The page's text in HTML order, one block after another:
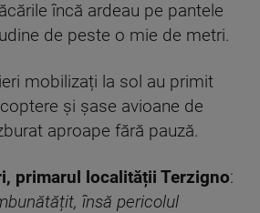
încă ardeau pe pantele
de peste o mie de metri.
mobilizați la sol au primit
și șase avioane de
aproape fără pauză.
primarul localității Terzigno:
însă pericolul